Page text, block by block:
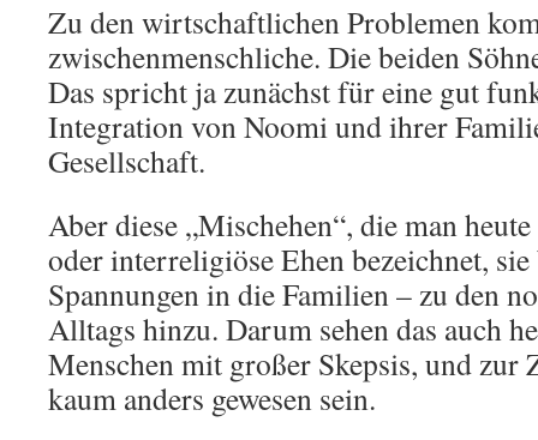
Zu den wirtschaftlichen Problemen
zwischenmenschliche. Die beiden
Das spricht ja zunächst für eine gut
Integration von Noomi und ihrer
Gesellschaft.
Aber diese „Mischehen“, die man
oder interreligiöse Ehen bezeichnet,
Spannungen in die Familien – zu den
Alltags hinzu. Darum sehen das auch
Menschen mit großer Skepsis, und zur
kaum anders gewesen sein.